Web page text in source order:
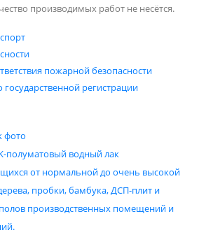
производимых работ не несётся.
пожарной безопасности
государственной регистрации
полуматовый водный лак
от нормальной до очень высокой
пробки, бамбука, ДСП-плит и
производственных помещений и